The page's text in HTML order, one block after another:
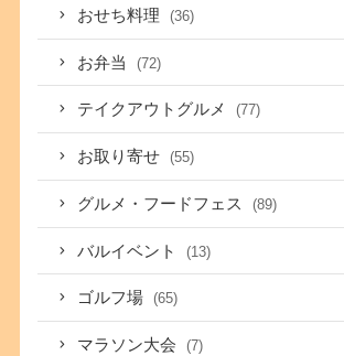
おせち料理 (36)
お弁当 (72)
テイクアウトグルメ (77)
お取り寄せ (55)
グルメ・フードフェス (89)
バルイベント (13)
ゴルフ場 (65)
マラソン大会 (7)